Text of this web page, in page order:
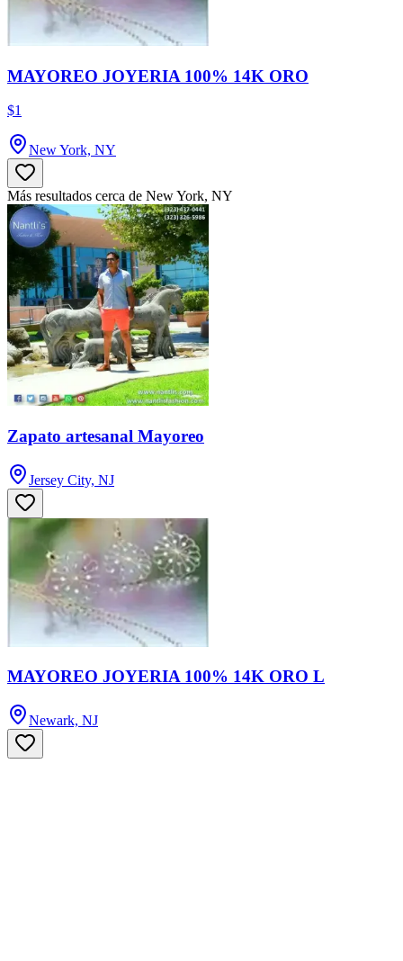
MAYOREO JOYERIA 100% 14K ORO
$1
New York, NY
Más resultados cerca de New York, NY
Zapato artesanal Mayoreo
Jersey City, NJ
MAYOREO JOYERIA 100% 14K ORO L
Newark, NJ